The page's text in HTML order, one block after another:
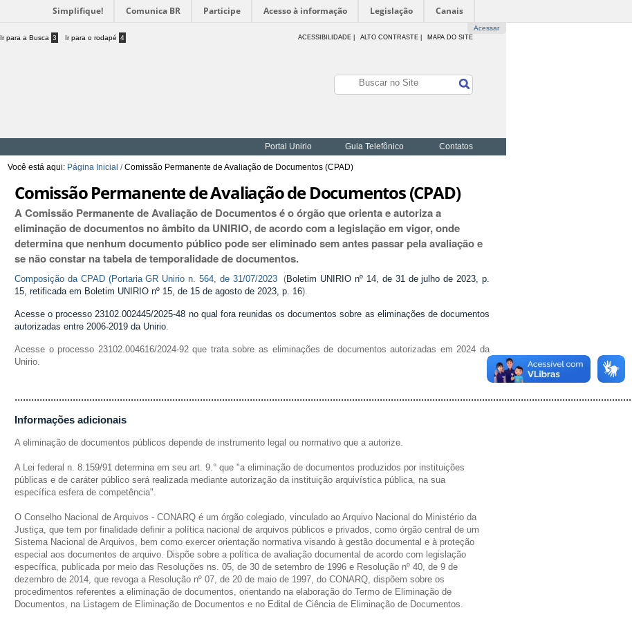
Simplifique! Comunica BR Participe Acesso à informação Legislação Canais
Acessar
Ir para a Busca 3 Ir para o rodapé 4 ACESSIBILIDADE ALTO CONTRASTE | MAPA DO SITE
Portal Unirio Guia Telefônico Contatos
Você está aqui: Página Inicial /Comissão Permanente de Avaliação de Documentos (CPAD)
Comissão Permanente de Avaliação de Documentos (CPAD)
A Comissão Permanente de Avaliação de Documentos é o órgão que orienta e autoriza a
eliminação de documentos no âmbito da UNIRIO, de acordo com a legislação em vigor, onde
determina que nenhum documento público pode ser eliminado sem antes passar pela avaliação e
se não constar na tabela de temporalidade de documentos.
Composição da CPAD (Portaria GR Unirio n. 564, de 31/07/2023 (Boletim UNIRIO nº 14, de 31 de julho de 2023, p.
15, retificada em Boletim UNIRIO nº 15, de 15 de agosto de 2023, p. 16).
Acesse o processo 23102.002445/2025-48 no qual fora reunidas os documentos sobre as eliminações de documentos
autorizadas entre 2006-2019 da Unirio.
Acesse o processo 23102.004616/2024-92 que trata sobre as eliminações de documentos autorizadas em 2024 da
Unirio.
Informações adicionais
A eliminação de documentos públicos depende de instrumento legal ou normativo que a autorize.
A Lei federal n. 8.159/91 determina em seu art. 9.° que "a eliminação de documentos produzidos por instituições
públicas e de caráter público será realizada mediante autorização da instituição arquivística pública, na sua
específica esfera de competência".
O Conselho Nacional de Arquivos - CONARQ é um órgão colegiado, vinculado ao Arquivo Nacional do Ministério da
Justiça, que tem por finalidade definir a política nacional de arquivos públicos e privados, como órgão central de um
Sistema Nacional de Arquivos, bem como exercer orientação normativa visando à gestão documental e à proteção
especial aos documentos de arquivo. Dispõe sobre a política de avaliação documental de acordo com legislação
específica, publicada por meio das Resoluções ns. 05, de 30 de setembro de 1996 e Resolução nº 40, de 9 de
dezembro de 2014, que revoga a Resolução nº 07, de 20 de maio de 1997, do CONARQ, dispõem sobre os
procedimentos referentes a eliminação de documentos, orientando na elaboração do Termo de Eliminação de
Documentos, na Listagem de Eliminação de Documentos e no Edital de Ciência de Eliminação de Documentos.